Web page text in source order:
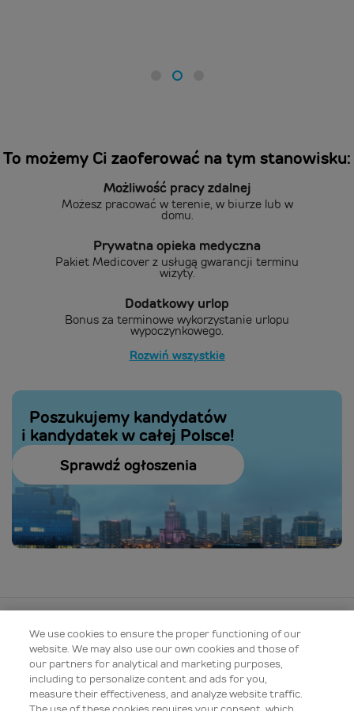
To możemy Ci zaoferować na tym stanowisku:
Możliwość pracy zdalnej
Możesz pracować w terenie, w biurze lub w
domu.
Prywatna opieka medyczna
Pakiet Medicover z usługą gwarancji terminu
wizyty.
Dodatkowy urlop
Bonus za terminowe wykorzystanie urlopu
wypoczynkowego.
Rozwiń wszystkie
Poszukujemy kandydatów
i kandydatek w całej Polsce!
Sprawdź ogłoszenia
O firmie
We use cookies to ensure the proper functioning of our
website. We may also use our own cookies and those of
our partners for analytical and marketing purposes,
including to personalize content and ads for you,
measure their effectiveness, and analyze website traffic.